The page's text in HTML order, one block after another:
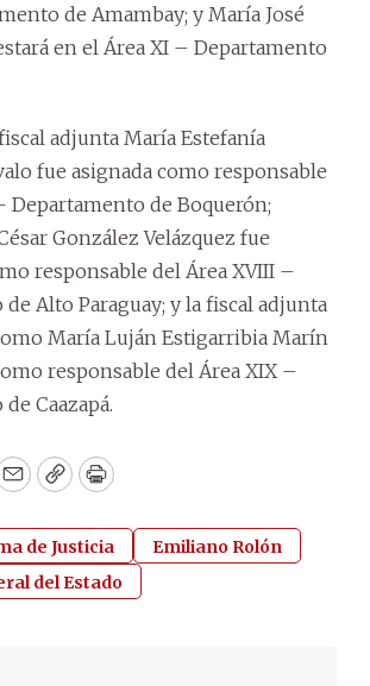
de Amambay; y María José
en el Área XI – Departamento
adjunta María Estefanía
fue asignada como responsable
Departamento de Boquerón;
González Velázquez fue
responsable del Área XVIII –
Alto Paraguay; y la fiscal adjunta
María Luján Estigarribia Marín
responsable del Área XIX –
Caazapá.
EmailCopyPrint
de Justicia
Emiliano Rolón
del Estado